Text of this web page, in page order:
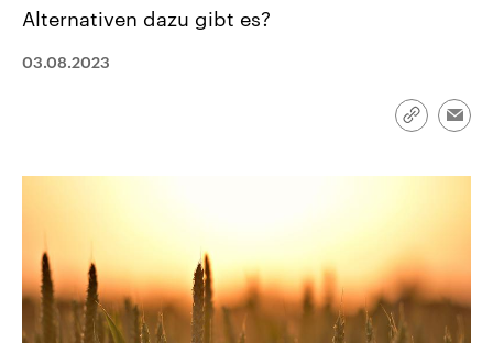
Umfragen, Prognosen,
und Hintergründe zu den Parteien
und Kandidaten der anstehenden
Sendungen
Alternativen dazu gibt es?
03.08.2023
Link